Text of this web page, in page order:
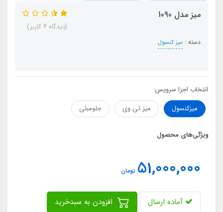
میز مدل 1090
دسته : میز کنسول
(دیدگاه 4 کاربر)
انتخاب اجزا سرویس:
میزکنسول
میز تی وی جلومبلی
ویژگی‌های محصول
51,000,000 تومان
آماده ارسال